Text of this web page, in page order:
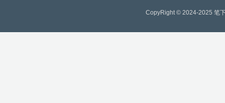
CopyRight © 2024-2025 笔